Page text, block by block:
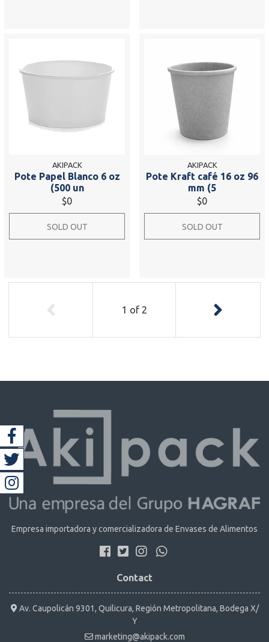
AKIPACK
Pote Papel Blanco 6 oz
(500 un
$0
SOLD OUT
AKIPACK
Pote Kraft café 16 oz 96
mm (5
$0
SOLD OUT
1 of 2
Empresa importadora y comercializadora de Envases de Alimentos
Contact
Av. Caupolicán 9301, Quilicura, Región Metropolitana, Bodega X/
Y
marketing@akipack.com